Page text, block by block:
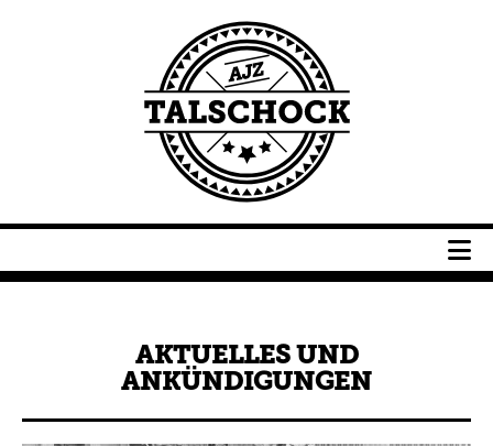
Navigation
AKTUELLES UND
ANKÜNDIGUNGEN